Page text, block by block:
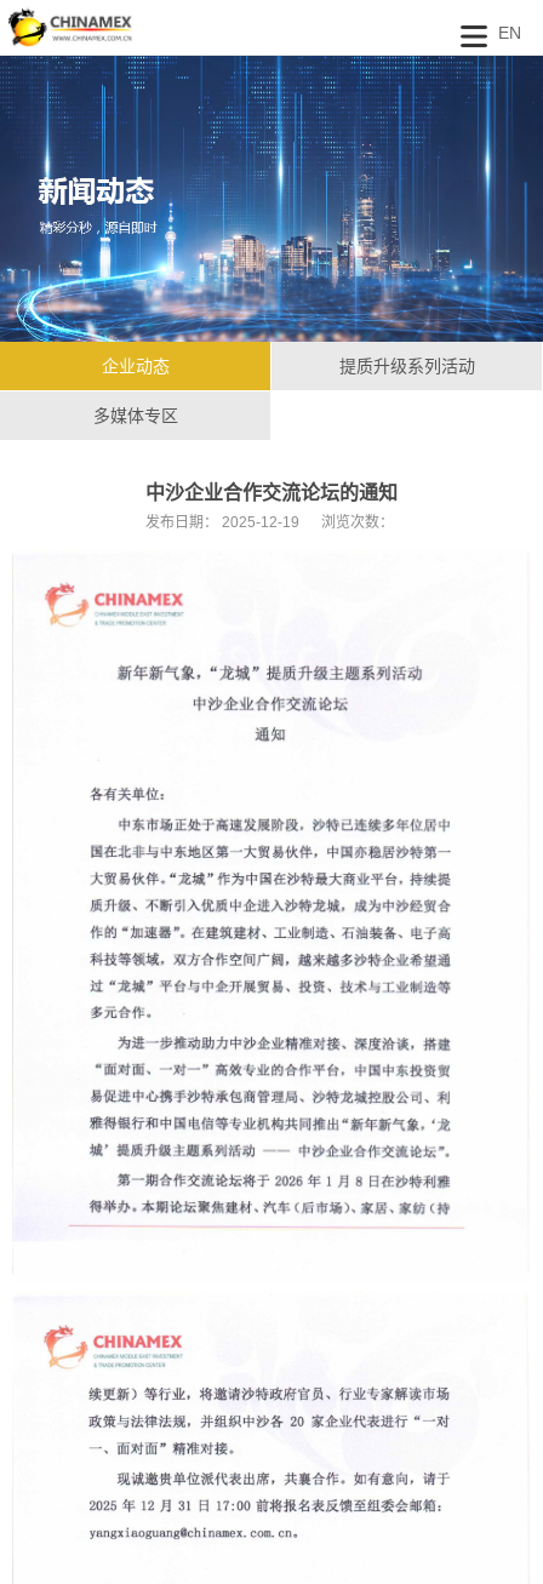
EN
企业动态 提质升级系列活动
多媒体专区
中沙企业合作交流论坛的通知
发布日期： 2025-12-19 浏览次数：